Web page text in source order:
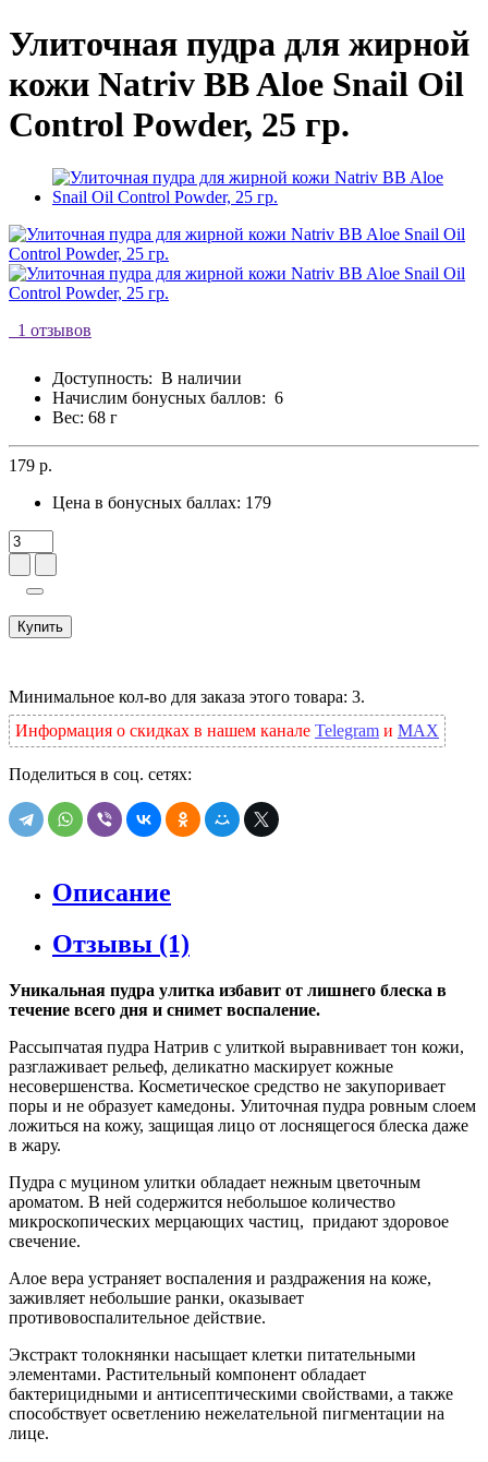
Улиточная пудра для жирной
кожи Natriv BB Aloe Snail Oil
Control Powder, 25 гр.
1 отзывов
Доступность: В наличии
Начислим бонусных баллов: 6
Вес: 68 г
179 р.
Цена в бонусных баллах: 179
Купить
Минимальное кол-во для заказа этого товара: 3.
Информация о скидках в нашем канале Telegram и MAX
Поделиться в соц. сетях:
Описание
Отзывы (1)
Уникальная пудра улитка избавит от лишнего блеска в
течение всего дня и снимет воспаление.
Рассыпчатая пудра Натрив с улиткой выравнивает тон кожи,
разглаживает рельеф, деликатно маскирует кожные
несовершенства. Косметическое средство не закупоривает
поры и не образует камедоны. Улиточная пудра ровным слоем
ложиться на кожу, защищая лицо от лоснящегося блеска даже
в жару.
Пудра с муцином улитки обладает нежным цветочным
ароматом. В ней содержится небольшое количество
микроскопических мерцающих частиц, придают здоровое
свечение.
Алое вера устраняет воспаления и раздражения на коже,
заживляет небольшие ранки, оказывает
противовоспалительное действие.
Экстракт толокнянки насыщает клетки питательными
элементами. Растительный компонент обладает
бактерицидными и антисептическими свойствами, а также
способствует осветлению нежелательной пигментации на
лице.